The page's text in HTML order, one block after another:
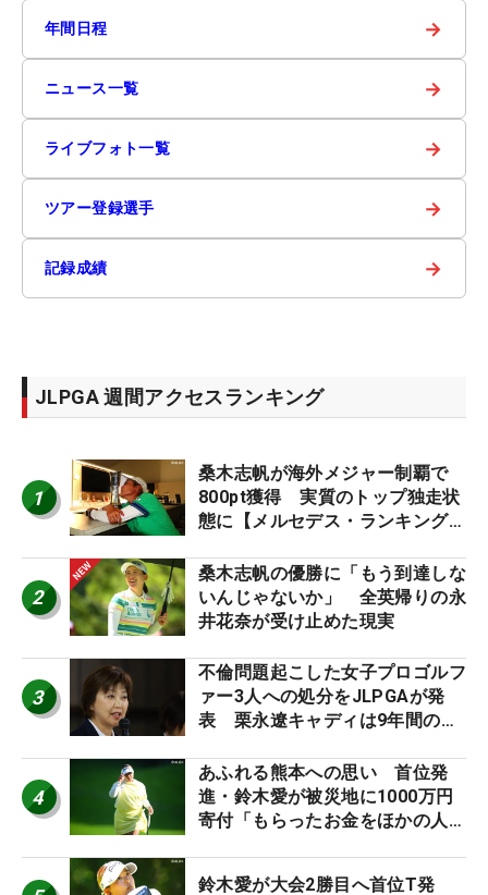
年間日程 →
ニュース一覧 →
ライブフォト一覧 →
ツアー登録選手 →
記録成績 →
JLPGA 週間アクセスランキング
1
桑木志帆が海外メジャー制覇で
800pt獲得 実質のトップ独走状
態に【メルセデス・ランキング番
2
桑木志帆の優勝に「もう到達しな
いんじゃないか」 全英帰りの永
井花奈が受け止めた現実
3
不倫問題起こした女子プロゴルフ
ァー3人への処分をJLPGAが発
表 栗永遼キャディは9年間の立
4
あふれる熊本への思い 首位発
進・鈴木愛が被災地に1000万円
寄付「もらったお金をほかの人
鈴木愛が大会2勝目へ首位T発